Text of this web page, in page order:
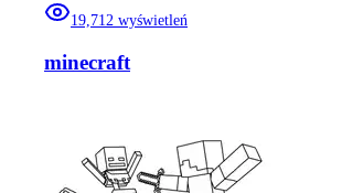
19,712 wyświetleń
minecraft